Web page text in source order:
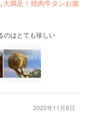
満足！焼肉牛タンお腹
のはとても珍しい
2022年11月8日